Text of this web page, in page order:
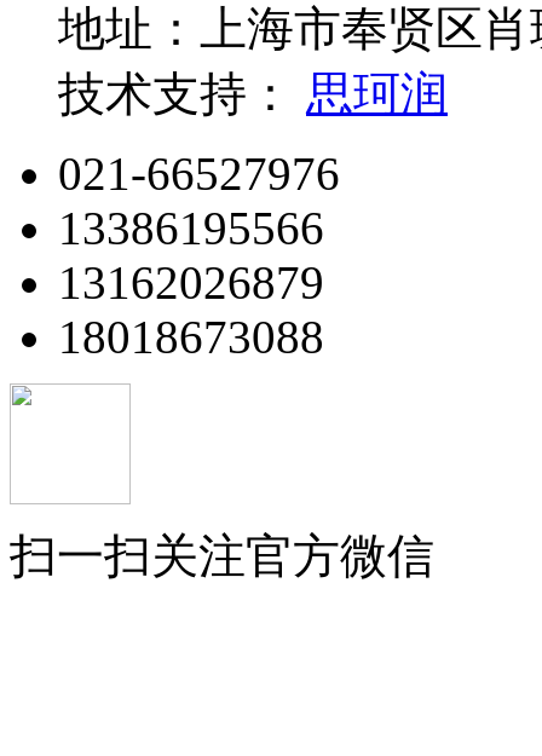
地址：上海市奉贤区肖
技术支持： 思珂润
021-66527976
13386195566
13162026879
18018673088
扫一扫关注官方微信